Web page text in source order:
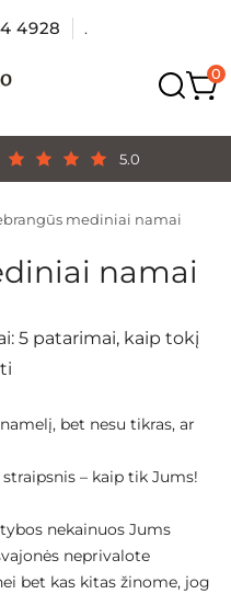
5.0
4928 .
mediniai namai
namai
5 patarimai, kaip tokį
bet nesu tikras, ar
– kaip tik Jums!
nekainuos Jums
neprivalote
bet kas kitas žinome, jog